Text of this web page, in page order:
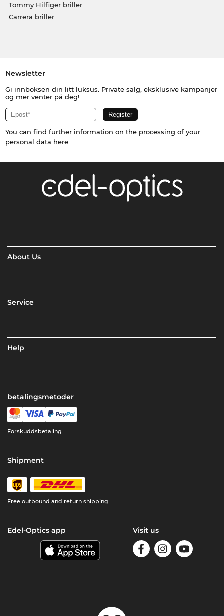
Tommy Hilfiger briller
Carrera briller
Newsletter
Gi innboksen din litt luksus. Private salg, eksklusive kampanjer
og mer venter på deg!
You can find further information on the processing of your
personal data here
About Us
Service
Help
betalingsmetoder
Forskuddsbetaling
Shipment
Free outbound and return shipping
Edel-Optics app Visit us